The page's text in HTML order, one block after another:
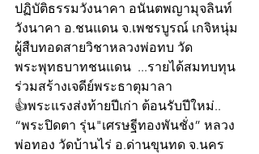
ปฏิบัติธรรมวังนาคา อนันตพญามุจลินท์
วังนาคา อ.ชนแดน จ.เพชรบูรณ์ เกจิหนุ่ม
ผู้สืบทอดสายวิชาหลวงพ่อทบ วัด
พระพุทธบาทชนแดน  ...รายได้สมทบทุน
ร่วมสร้างเจดีย์พระธาตุมาลา
👍พระแรงส่งท้ายปีเก่า ต้อนรับปีใหม่..
“พระปิดตา รุ่น"เศรษฐีทองพันชั่ง” หลวง
พ่อทอง วัดบ้านไร่ อ.ด่านขุนทด จ.นคร